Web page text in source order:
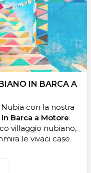
IN BARCA A
con la nostra
Barca a Motore.
villaggio nubiano,
le vivaci case